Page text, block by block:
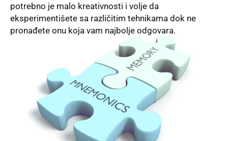
potrebno je malo kreativnosti i volje da
eksperimentišete sa različitim tehnikama dok ne
pronađete onu koja vam najbolje odgovara.